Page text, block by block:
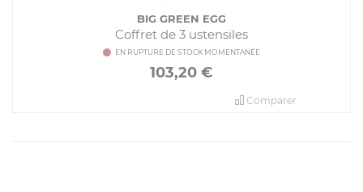
BIG GREEN EGG
Coffret de 3 ustensiles
EN RUPTURE DE STOCK MOMENTANÉE
103,20 €
Comparer